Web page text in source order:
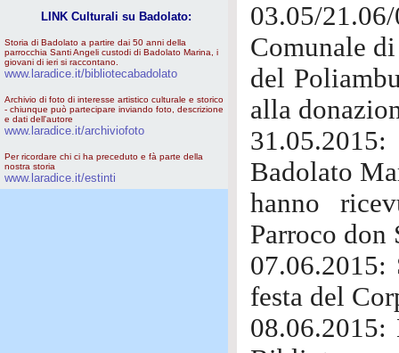
LINK Culturali su Badolato:
Storia di Badolato a partire dai 50 anni della
parrocchia Santi Angeli custodi di Badolato Marina, i
giovani di ieri si raccontano.
www.laradice.it/bibliotecabadolato
Archivio di foto di interesse artistico culturale e storico
- chiunque può partecipare inviando foto, descrizione
e dati dell'autore
www.laradice.it/archiviofoto
Per ricordare chi ci ha preceduto e fà parte della
nostra storia
www.laradice.it/estinti
03.05/
Comunale
del
alla
Badolato
hanno
Parroco don
festa del